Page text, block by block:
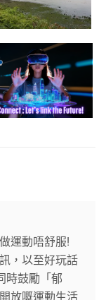
運動唔舒服!
，以至好玩話
時鼓勵「郁
放嘅運動生活